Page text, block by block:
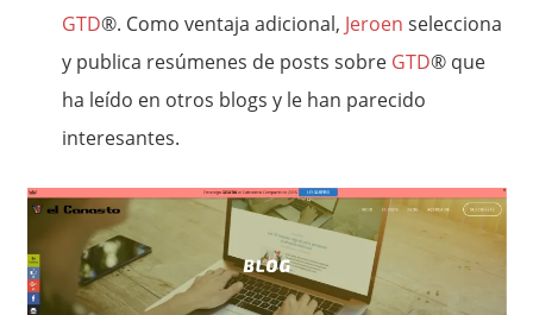
GTD®. Como ventaja adicional, Jeroen selecciona
y publica resúmenes de posts sobre GTD® que
ha leído en otros blogs y le han parecido
interesantes.